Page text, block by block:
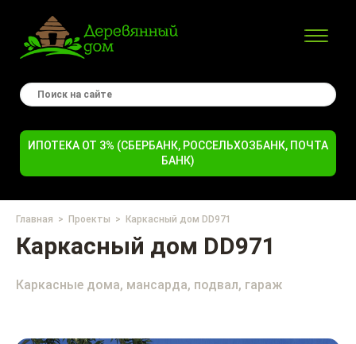
ИПОТЕКА ОТ 3% (СБЕРБАНК, РОССЕЛЬХОЗБАНК, ПОЧТА
БАНК)
Главная Проекты Каркасный дом DD971
Каркасный дом DD971
Каркасные дома, мансарда, подвал, гараж